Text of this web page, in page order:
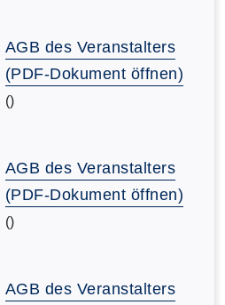
AGB des Veranstalters
(PDF-Dokument öffnen)
()
AGB des Veranstalters
(PDF-Dokument öffnen)
()
AGB des Veranstalters